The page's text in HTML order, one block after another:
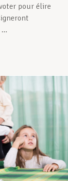
pour élire